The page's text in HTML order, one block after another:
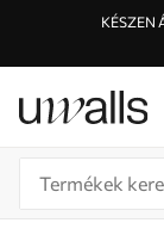
KÉSZEN